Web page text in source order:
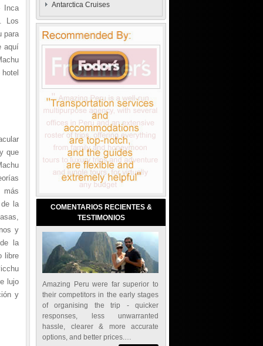
Inca
Los
para
aquí
que
más
la
y
la
libre
lujo
y
Antarctica Cruises
COMENTARIOS RECIENTES &
TESTIMONIOS
Amazing Peru were far superior to
their competitors in the early stages
of organising the trip - quicker
responses, less unwarranted
hassle, clearer & more accurate
options, and better prices.…